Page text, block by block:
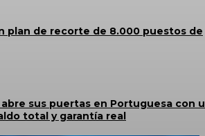
plan de recorte de 8.000 puestos de
sus puertas en Portuguesa con
total y garantía real